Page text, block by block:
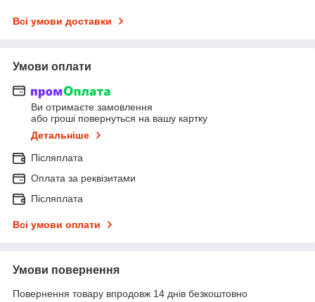
Всі умови доставки
Умови оплати
Ви отримаєте замовлення
або гроші повернуться на вашу картку
Детальніше
Післяплата
Оплата за реквізитами
Післяплата
Всі умови оплати
Умови повернення
Повернення товару впродовж 14 днів безкоштовно